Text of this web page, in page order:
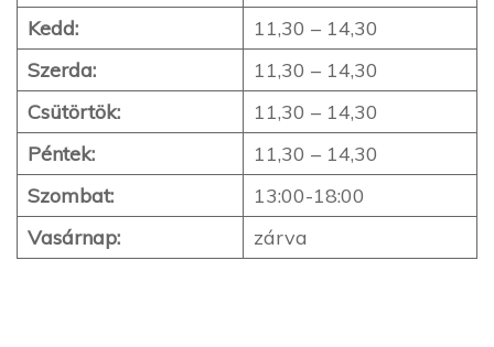
Kedd:
11,30 – 14,30
Szerda:
11,30 – 14,30
Csütörtök:
11,30 – 14,30
Péntek:
11,30 – 14,30
Szombat:
13:00-18:00
Vasárnap:
zárva